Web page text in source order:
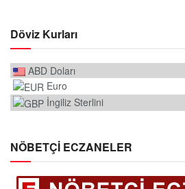
Döviz Kurları
ABD Doları
Euro
İngiliz Sterlini
NÖBETÇİ ECZANELER